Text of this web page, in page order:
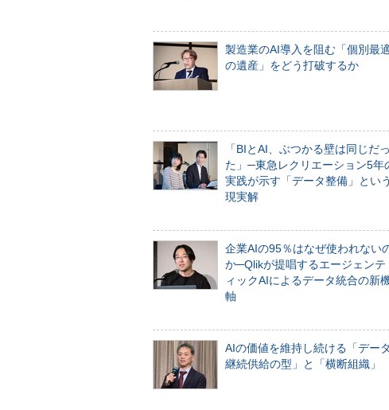
製造業のAI導入を阻む「個別最
の遺産」をどう打破するか
「BIとAI、ぶつかる壁は同じだっ
た」─東急レクリエーション5年
実践が示す「データ整備」という
現実解
企業AIの95％はなぜ使われない
か─Qlikが提唱するエージェンテ
ィックAIによるデータ統合の新
軸
AIの価値を維持し続ける「データ
継続供給の型」と「横断組織」